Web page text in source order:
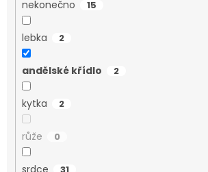
nekonečno 15
lebka 2
andělské křídlo 2
kytka 2
růže 0